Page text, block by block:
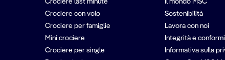
Crociere last minute
Crociere con volo
Crociere per famiglie
Mini crociere
Crociere per single
Il mondo MSC
Sostenibilità
Lavora con noi
Integrità e
Informativa sulla